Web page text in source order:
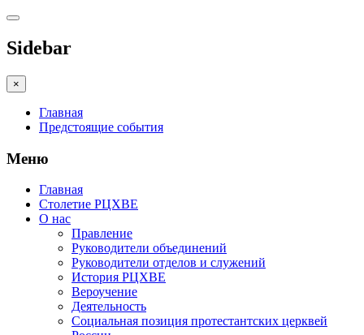
Sidebar
×
Главная
Предстоящие события
Меню
Главная
Столетие РЦХВЕ
О нас
Правление
Руководители объединений
Руководители отделов и служений
История РЦХВЕ
Вероучение
Деятельность
Социальная позиция протестантских церквей